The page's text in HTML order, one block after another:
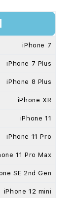
iPhone 7
iPhone 7 Plus
iPhone 8 Plus
iPhone XR
iPhone 11
iPhone 11 Pro
11 Pro Max
SE 2nd Gen
iPhone 12 mini